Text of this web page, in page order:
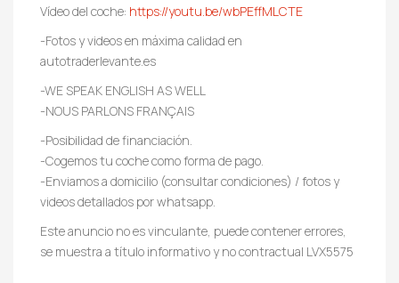
Vídeo del coche: https://youtu.be/wbPEffMLCTE
-Fotos y videos en máxima calidad en
autotraderlevante.es
-WE SPEAK ENGLISH AS WELL
-NOUS PARLONS FRANÇAIS
-Posibilidad de financiación.
-Cogemos tu coche como forma de pago.
-Enviamos a domicilio (consultar condiciones) / fotos y
videos detallados por whatsapp.
Este anuncio no es vinculante, puede contener errores,
se muestra a título informativo y no contractual LVX5575